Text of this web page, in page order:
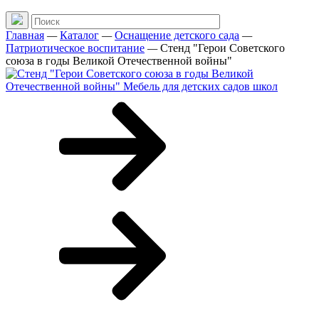
Главная —Каталог —Оснащение детского сада —
Патриотическое воспитание —Стенд "Герои Советского
союза в годы Великой Отечественной войны"